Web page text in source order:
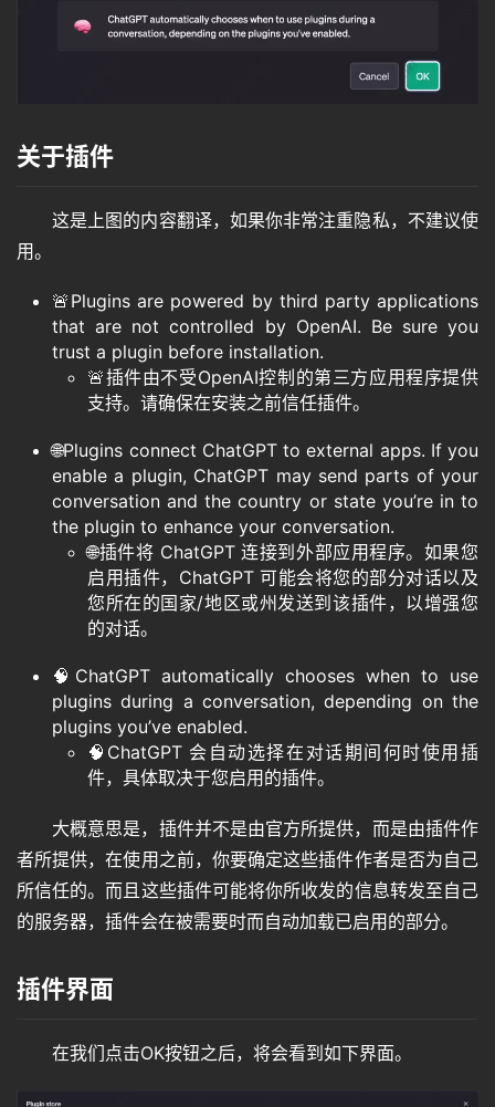
关于插件
这是上图的内容翻译，如果你非常注重隐私，不建议使
用。
🚨Plugins are powered by third party applications
that are not controlled by OpenAI. Be sure you
trust a plugin before installation.
🚨插件由不受OpenAI控制的第三方应用程序提供
支持。请确保在安装之前信任插件。
🌐Plugins connect ChatGPT to external apps. If you
enable a plugin, ChatGPT may send parts of your
conversation and the country or state you’re in to
the plugin to enhance your conversation.
🌐插件将 ChatGPT 连接到外部应用程序。如果您
启用插件，ChatGPT 可能会将您的部分对话以及
您所在的国家/地区或州发送到该插件，以增强您
的对话。
🧠ChatGPT automatically chooses when to use
plugins during a conversation, depending on the
plugins you’ve enabled.
🧠ChatGPT 会自动选择在对话期间何时使用插
件，具体取决于您启用的插件。
大概意思是，插件并不是由官方所提供，而是由插件作
者所提供，在使用之前，你要确定这些插件作者是否为自己
所信任的。而且这些插件可能将你所收发的信息转发至自己
的服务器，插件会在被需要时而自动加载已启用的部分。
插件界面
在我们点击OK按钮之后，将会看到如下界面。